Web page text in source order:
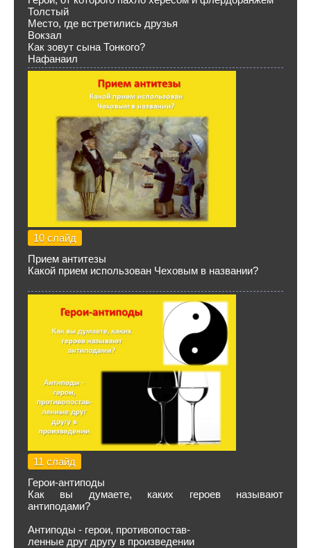
Толстый
Место, где встретились друзья
Вокзал
Как зовут сына Тонкого?
Нафанаил
10 слайд
Прием антитезы
Какой прием использован Чеховым в названии?
11 слайд
Герои-антиподы
Как вы думаете, каких героев называют
антиподами?
Антиподы - герои, противопостав-
ленные друг другу в произведении